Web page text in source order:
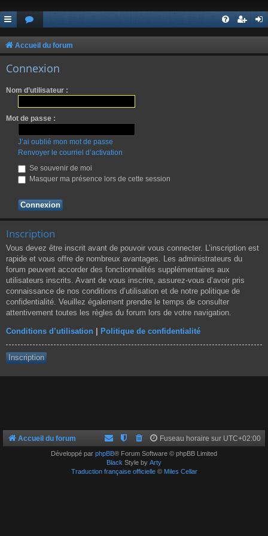
Accueil du forum
Connexion
Nom d’utilisateur :
Mot de passe :
J’ai oublié mon mot de passe
Renvoyer le courriel d’activation
Se souvenir de moi
Masquer ma présence lors de cette session
Inscription
Vous devez être inscrit avant de pouvoir vous connecter. L’inscription est
rapide et vous offre de nombreux avantages. Les administrateurs du
forum peuvent accorder des fonctionnalités supplémentaires aux
utilisateurs inscrits. Avant de vous inscrire, assurez-vous d’avoir pris
connaissance de nos conditions d’utilisation et de notre politique de
confidentialité. Veuillez également prendre le temps de consulter
attentivement toutes les règles du forum lors de votre navigation.
Conditions d’utilisation Politique de confidentialité
Inscription
Accueil du forum Fuseau horaire sur UTC+02:00
Développé par phpBB® Forum Software © phpBB Limited
Black Style by Arty
Traduction française officielle© Miles Cellar